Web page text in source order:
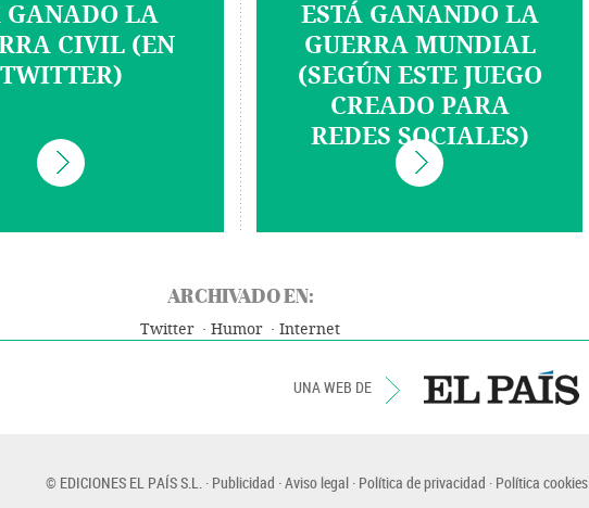
GANADO LA
CIVIL (EN
TWITTER)
ESTÁ GANANDO LA
GUERRA MUNDIAL
(SEGÚN ESTE JUEGO
CREADO PARA
REDES SOCIALES)
ARCHIVADO EN:
Twitter Humor Internet
UNA WEB DE
© EDICIONES EL PAÍS S.L. Publicidad Aviso legal Política de privacidad Política cookies